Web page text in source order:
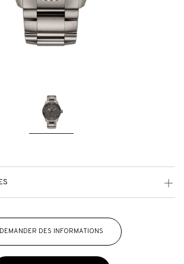
DEMANDER DES INFORMATIONS